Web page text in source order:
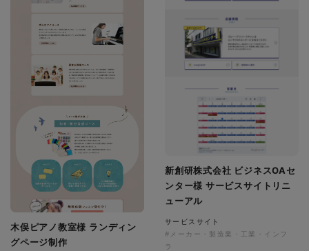
新創研株式会社 ビジネスOAセ
ンター様 サービスサイトリニ
ューアル
サービスサイト
#メーカー・製造業・工業・インフ
ラ
木俣ピアノ教室様 ランディン
グページ制作